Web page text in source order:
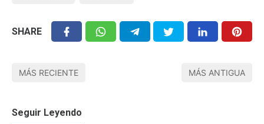
SHARE
MÁS RECIENTE MÁS ANTIGUA
Seguir Leyendo